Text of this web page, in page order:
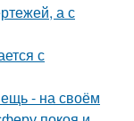
а с
с
- на своём